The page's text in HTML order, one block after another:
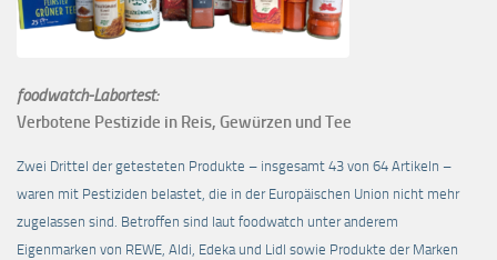
foodwatch-Labortest:
Verbotene Pestizide in Reis, Gewürzen und Tee
Zwei Drittel der getesteten Produkte – insgesamt 43 von 64 Artikeln –
waren mit Pestiziden belastet, die in der Europäischen Union nicht mehr
zugelassen sind. Betroffen sind laut foodwatch unter anderem
Eigenmarken von REWE, Aldi, Edeka und Lidl sowie Produkte der Marken